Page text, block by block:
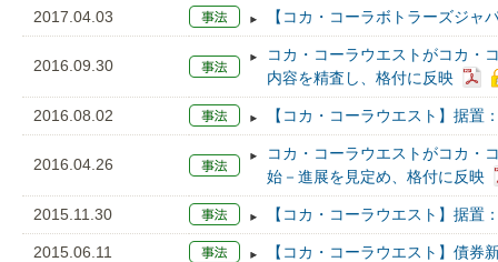
2017.04.03 【コカ・コーラボトラーズジャ
2016.09.30
コカ・コーラウエストがコカ・
内容を精査し、格付に反映
2016.08.02 【コカ・コーラウエスト】据置
2016.04.26
コカ・コーラウエストがコカ・
始－進展を見定め、格付に反映
2015.11.30 【コカ・コーラウエスト】据置
2015.06.11 【コカ・コーラウエスト】債券